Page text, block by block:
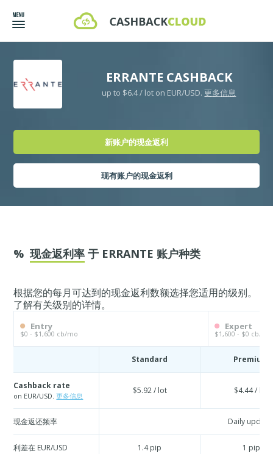
ERRANTE CASHBACK
up to $6.4 / lot on EUR/USD.更多信息
新账户的现金返利
现有账户的现金返利
% 现金返利率 于 ERRANTE 账户种类
根据您的每月可达到的现金返利数额选择您适用的级别。
了解有关级别的详情。
Entry
$0 - $1,600 cb/mo
Expert
$1,600 - $0 cb/mo
Standard Premium
Cashback rate
on EUR/USD.更多信息
$5.92 / lot $4.44 / lot
现金返还频率 Daily
利差在 EUR/USD 1.4 pip 1 pip